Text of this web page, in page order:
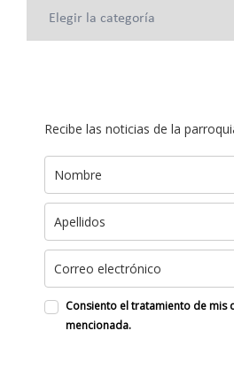
Recibe las noticias de la
Consiento el tratamiento de mis
mencionada.